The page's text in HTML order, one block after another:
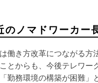
のノマドワーカー
働き方改革につながる方
とからも、今後テレワー
勤務環境の構築が困難